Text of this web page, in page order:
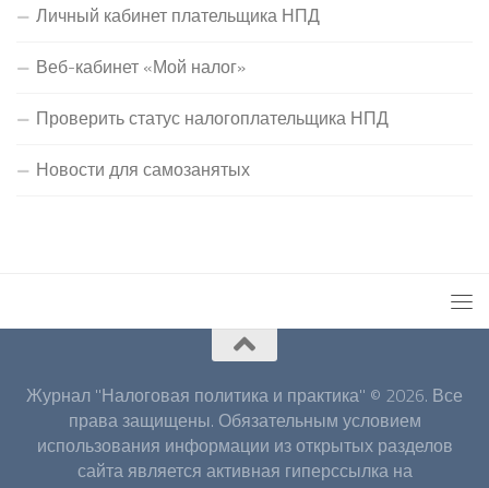
Личный кабинет плательщика НПД
Веб-кабинет «Мой налог»
Проверить статус налогоплательщика НПД
Новости для самозанятых
Журнал "Налоговая политика и практика" © 2026. Все
права защищены. Обязательным условием
использования информации из открытых разделов
сайта является активная гиперссылка на